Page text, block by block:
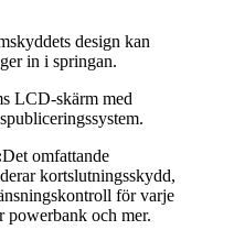
design kan
in i springan.
LCD-skärm med
Det omfattande
kortslutningsskydd,
för varje
powerbank och mer.